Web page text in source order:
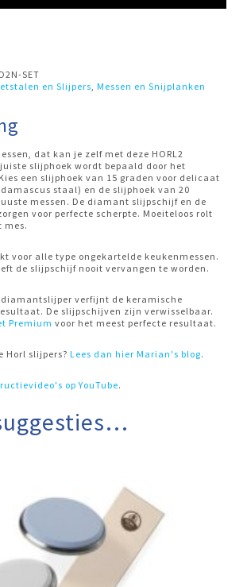
SET
en Slijpers ,Messen en Snijplanken
dat kan je zelf met deze HORL2
slijphoek wordt bepaald door het
een slijphoek van 15 graden voor delicaat
staal) en de slijphoek van 20
messen. De diamant slijpschijf en de
voor perfecte scherpte. Moeiteloos rolt
mes.
voor alle type ongekartelde keukenmessen.
de slijpschijf nooit vervangen te worden.
diamantslijper verfijnt de keramische
De slijpschijven zijn verwisselbaar.
Premium voor het meest perfecte resultaat.
Horl slijpers?Lees dan hier Marian's blog.
op YouTube.